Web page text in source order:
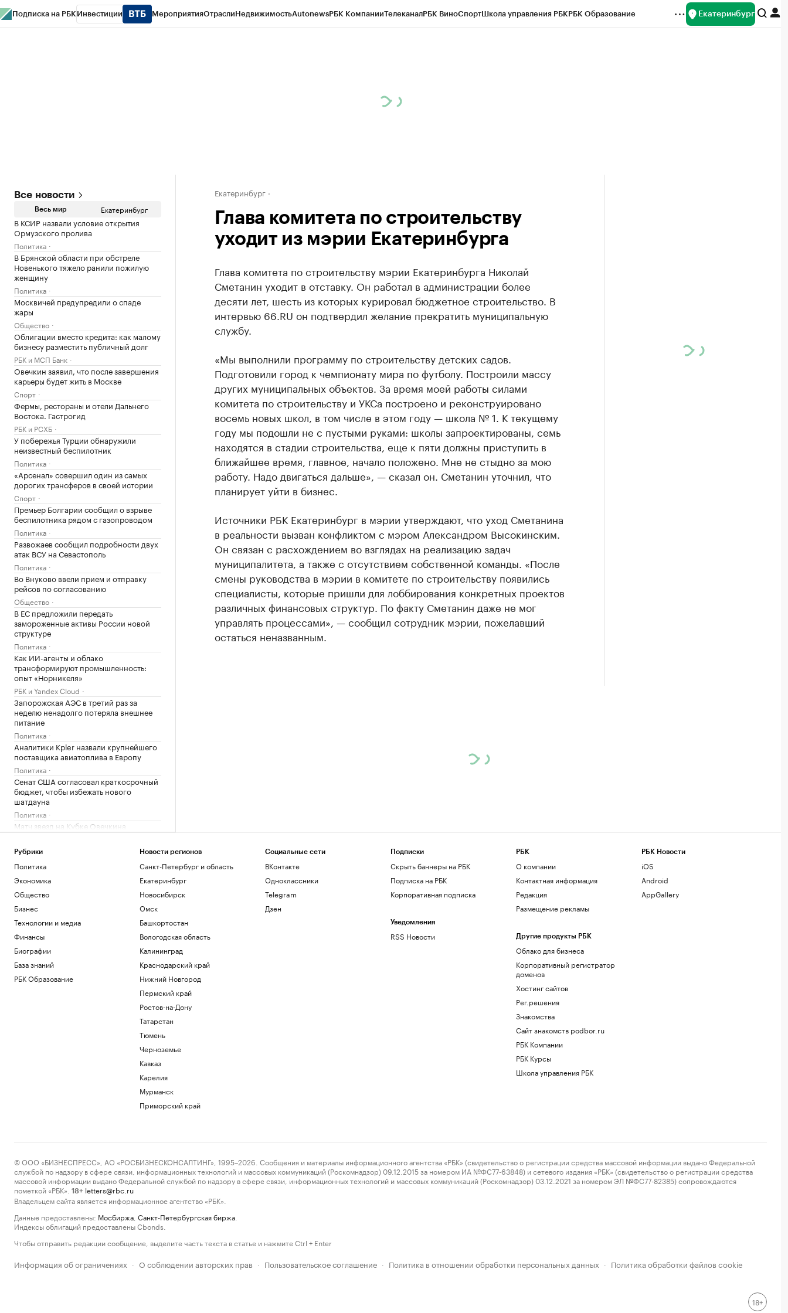
Подписка на РБК Инвестиции МероприятияОтраслиНедвижимостьAutonewsРБК КомпанииТелеканалРБК ВиноСпортШкола управления РБКРБК Образование Екатеринбург
Все новости
Весь мир Екатеринбург
В КСИР назвали условие открытия
Ормузского пролива
Политика
В Брянской области при обстреле
Новенького тяжело ранили пожилую
женщину
Политика
Москвичей предупредили о спаде
жары
Общество
Облигации вместо кредита: как малому
бизнесу разместить публичный долг
РБК и МСП Банк
Овечкин заявил, что после завершения
карьеры будет жить в Москве
Спорт
Фермы, рестораны и отели Дальнего
Востока. Гастрогид
РБК и РСХБ
У побережья Турции обнаружили
неизвестный беспилотник
Политика
«Арсенал» совершил один из самых
дорогих трансферов в своей истории
Спорт
Премьер Болгарии сообщил о взрыве
беспилотника рядом с газопроводом
Политика
Развожаев сообщил подробности двух
атак ВСУ на Севастополь
Политика
Во Внуково ввели прием и отправку
рейсов по согласованию
Общество
В ЕС предложили передать
замороженные активы России новой
структуре
Политика
Как ИИ-агенты и облако
трансформируют промышленность:
опыт «Норникеля»
РБК и Yandex Cloud
Запорожская АЭС в третий раз за
неделю ненадолго потеряла внешнее
питание
Политика
Аналитики Kpler назвали крупнейшего
поставщика авиатоплива в Европу
Политика
Сенат США согласовал краткосрочный
бюджет, чтобы избежать нового
шатдауна
Политика
Матч звезд на Кубке Овечкина
завершился вничью
Спорт
Ливии произошла утечка
Политика
Сенат утвердил личного адвоката
Трампа генпрокурором США
Политика
Число погибших при стрельбе в школе
в Таиланде выросло до девяти
Общество
Екатеринбург
Глава комитета по строительству
уходит из мэрии Екатеринбурга
Глава комитета по строительству мэрии Екатеринбурга Николай
Сметанин уходит в отставку. Он работал в администрации более
десяти лет, шесть из которых курировал бюджетное строительство. В
интервью 66.RU он подтвердил желание прекратить муниципальную
службу.
«Мы выполнили программу по строительству детских садов.
Подготовили город к чемпионату мира по футболу. Построили массу
других муниципальных объектов. За время моей работы силами
комитета по строительству и УКСа построено и реконструировано
восемь новых школ, в том числе в этом году — школа № 1. К текущему
году мы подошли не с пустыми руками: школы запроектированы, семь
находятся в стадии строительства, еще к пяти должны приступить в
ближайшее время, главное, начало положено. Мне не стыдно за мою
работу. Надо двигаться дальше», — сказал он. Сметанин уточнил, что
планирует уйти в бизнес.
Источники РБК Екатеринбург в мэрии утверждают, что уход Сметанина
в реальности вызван конфликтом с мэром Александром Высокинским.
Он связан с расхождением во взглядах на реализацию задач
муниципалитета, а также с отсутствием собственной команды. «После
смены руководства в мэрии в комитете по строительству появились
специалисты, которые пришли для лоббирования конкретных проектов
различных финансовых структур. По факту Сметанин даже не мог
управлять процессами», — сообщил сотрудник мэрии, пожелавший
остаться неназванным.
Рубрики
Политика
Экономика
Общество
Бизнес
Технологии и медиа
Финансы
Биографии
База знаний
РБК Образование
Новости регионов
Санкт-Петербург и область
Екатеринбург
Новосибирск
Омск
Башкортостан
Вологодская область
Калининград
Краснодарский край
Нижний Новгород
Пермский край
Ростов-на-Дону
Татарстан
Тюмень
Черноземье
Кавказ
Карелия
Мурманск
Приморский край
Социальные сети
ВКонтакте
Одноклассники
Telegram
Дзен
Подписки
Скрыть баннеры на РБК
Подписка на РБК
Корпоративная подписка
Уведомления
RSS Новости
РБК
О компании
Контактная информация
Редакция
Размещение рекламы
Другие продукты РБК
Облако для бизнеса
Корпоративный регистратор
доменов
Хостинг сайтов
Рег.решения
Знакомства
Сайт знакомств podbor.ru
РБК Компании
РБК Курсы
Школа управления РБК
РБК Новости
iOS
Android
AppGallery
© ООО «БИЗНЕСПРЕСС», АО «РОСБИЗНЕСКОНСАЛТИНГ», 1995–2026. Сообщения и материалы информационного агентства «РБК» (свидетельство о регистрации средства массовой информации выдано Федеральной
службой по надзору в сфере связи, информационных технологий и массовых коммуникаций (Роскомнадзор) 09.12.2015 за номером ИА №ФС77-63848) и сетевого издания «РБК» (свидетельство о регистрации средства
массовой информации выдано Федеральной службой по надзору в сфере связи, информационных технологий и массовых коммуникаций (Роскомнадзор) 03.12.2021 за номером ЭЛ №ФС77-82385) сопровождаются
пометкой «РБК».
18+ letters@rbc.ru
Владельцем сайта является информационное агентство «РБК».
Данные предоставлены: Мосбиржа Санкт-Петербургская биржа
Индексы облигаций предоставлены Cbonds.
Чтобы отправить редакции сообщение, выделите часть текста в статье и нажмите Ctrl + Enter
Информация об ограничениях · О соблюдении авторских прав · Пользовательское соглашение · Политика в отношении обработки персональных данных · Политика обработки файлов cookie
18+